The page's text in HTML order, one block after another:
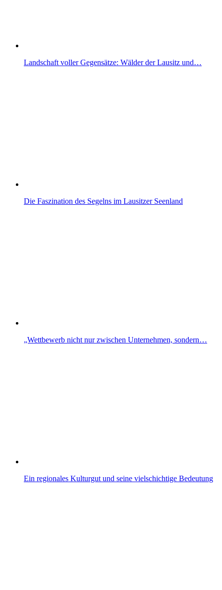
Landschaft voller Gegensätze: Wälder der Lausitz und…
Die Faszination des Segelns im Lausitzer Seenland
„Wettbewerb nicht nur zwischen Unternehmen, sondern…
Ein regionales Kulturgut und seine vielschichtige Bedeutung